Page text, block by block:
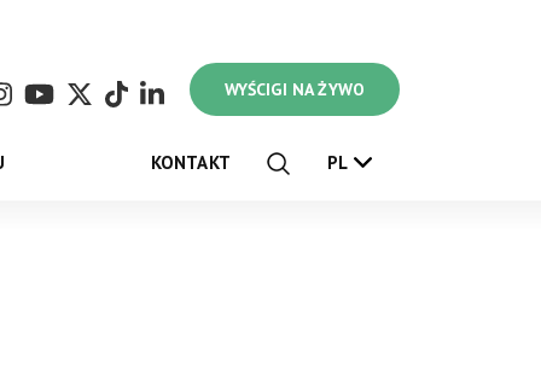
WYŚCIGI NA ŻYWO
KONTAKT PL